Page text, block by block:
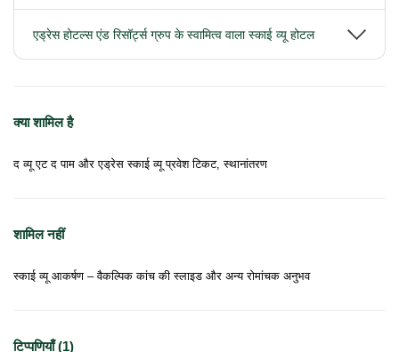
एड्रेस होटल्स एंड रिसॉर्ट्स ग्रुप के स्वामित्व वाला स्काई व्यू होटल
क्या शामिल है
द व्यू एट द पाम और एड्रेस स्काई व्यू प्रवेश टिकट, स्थानांतरण
शामिल नहीं
स्काई व्यू आकर्षण – वैकल्पिक कांच की स्लाइड और अन्य रोमांचक अनुभव
टिप्पणियाँ (1)